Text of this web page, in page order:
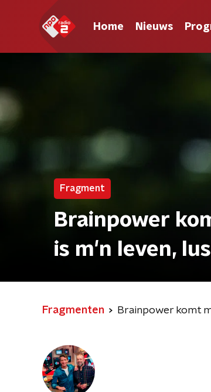
Home Nieuws
Fragment
Brainpower
is m'n leven,
Fragmenten Brainpower komt